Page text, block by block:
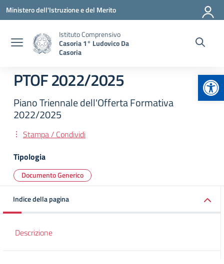
Vai ai contenuti
Vai al menu di navigazione
Vai al footer
Ministero dell'Istruzione e del Merito
Istituto Comprensivo
Casoria 1° Ludovico Da
Casoria
PTOF 2022/2025
Piano Triennale dell'Offerta Formativa
2022/2025
Stampa / Condividi
Tipologia
Documento Generico
Indice della pagina
Descrizione